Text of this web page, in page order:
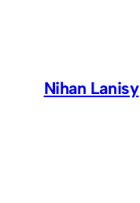
Nihan Lanisy